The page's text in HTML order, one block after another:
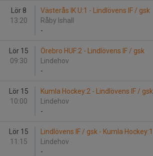
Lör 8
13:20
Västerås IK U:1 - Lindlövens IF / gsk
Råby Ishall
-
Lör 15
09:30
Örebro HUF:2 - Lindlövens IF / gsk
Lindehov
-
Lör 15
10:00
Kumla Hockey:2 - Lindlövens IF / gsk
Lindehov
-
Lör 15
11:15
Lindlövens IF / gsk - Kumla Hockey:1
Lindehov
-